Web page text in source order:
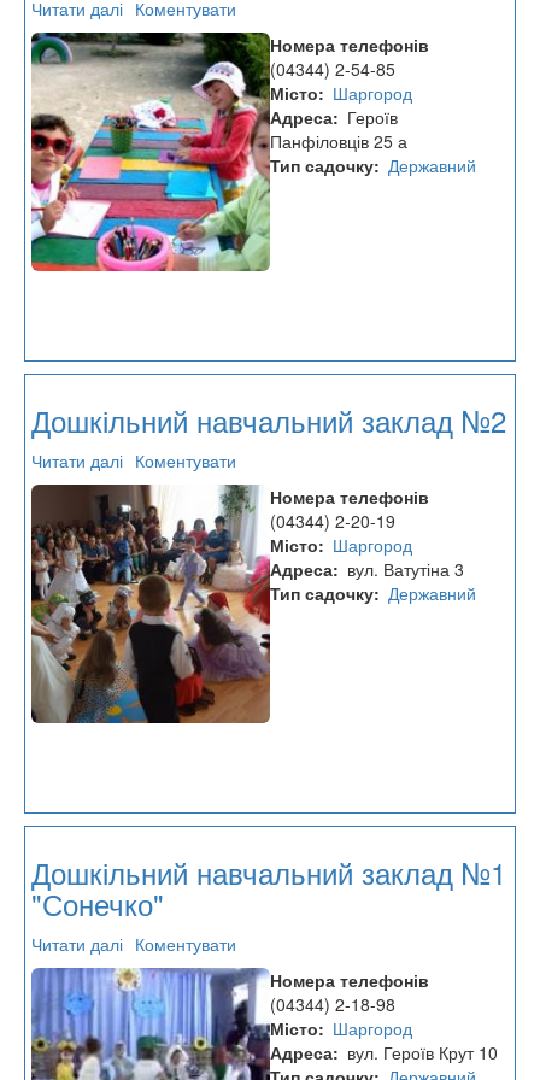
Читати далі про
Дошкільний
навчальний
заклад
№3
Коментувати
Номера телефонів
(04344) 2-54-85
Місто
Шаргород
Адреса
Героїв
Панфіловців 25 а
Тип садочку Державний
Дошкільний навчальний заклад №2
Читати далі про
Дошкільний
навчальний
заклад
№2
Коментувати
Номера телефонів
(04344) 2-20-19
Місто
Шаргород
Адреса
вул. Ватутіна 3
Тип садочку Державний
Дошкільний навчальний заклад №1
"Сонечко"
Читати далі про
Дошкільний
навчальний
заклад
№1
"Сонечко"
Коментувати
Номера телефонів
(04344) 2-18-98
Місто
Шаргород
Адреса
вул. Героїв Крут 10